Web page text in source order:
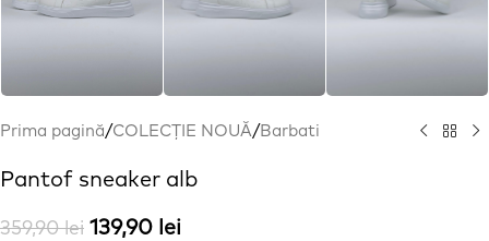
Prima pagină/COLECȚIE NOUĂ/Barbati
Pantof sneaker alb
359,90lei 139,90 lei